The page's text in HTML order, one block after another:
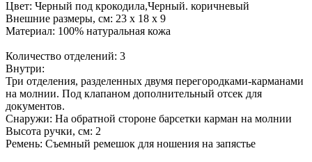
Цвет: Черный под крокодила,Черный. коричневый
Внешние размеры, см: 23 х 18 х 9
Материал: 100% натуральная кожа
Количество отделений: 3
Внутри:
Три отделения, разделенных двумя перегородками-карманами
на молнии. Под клапаном дополнительный отсек для
документов.
Снаружи: На обратной стороне барсетки карман на молнии
Высота ручки, см: 2
Ремень: Съемный ремешок для ношения на запястье